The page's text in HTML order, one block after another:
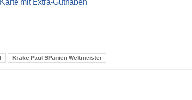
mit Extra-Guthaben
Krake Paul SPanien Weltmeister